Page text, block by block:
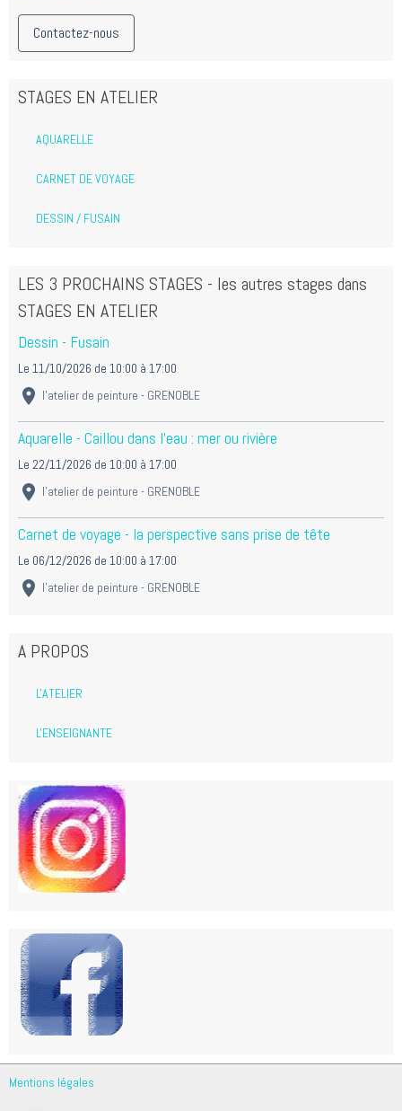
Contactez-nous
STAGES EN ATELIER
AQUARELLE
CARNET DE VOYAGE
DESSIN / FUSAIN
LES 3 PROCHAINS STAGES - les autres stages dans
STAGES EN ATELIER
Dessin - Fusain
Le 11/10/2026 de 10:00 à 17:00
l'atelier de peinture - GRENOBLE
Aquarelle - Caillou dans l'eau : mer ou rivière
Le 22/11/2026 de 10:00 à 17:00
l'atelier de peinture - GRENOBLE
Carnet de voyage - la perspective sans prise de tête
Le 06/12/2026 de 10:00 à 17:00
l'atelier de peinture - GRENOBLE
A PROPOS
L'ATELIER
L'ENSEIGNANTE
Mentions légales